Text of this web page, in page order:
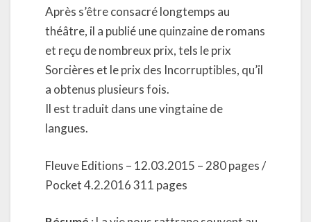
Après s’être consacré longtemps au
théâtre, il a publié une quinzaine de romans
et reçu de nombreux prix, tels le prix
Sorcières et le prix des Incorruptibles, qu’il
a obtenus plusieurs fois.
Il est traduit dans une vingtaine de
langues.
Fleuve Editions – 12.03.2015 – 280 pages /
Pocket 4.2.2016 311 pages